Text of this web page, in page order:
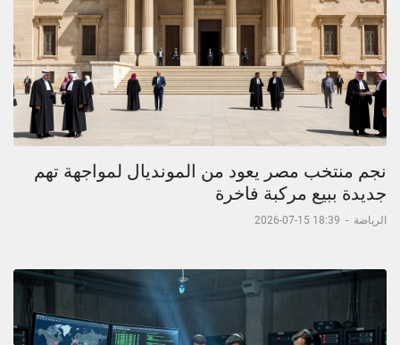
نجم منتخب مصر يعود من المونديال لمواجهة تهم
جديدة ببيع مركبة فاخرة
الرياضة -
18:39 15-07-2026